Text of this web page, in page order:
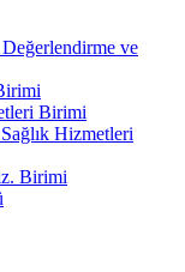
ve
Birimi
Hizmetleri
Birimi